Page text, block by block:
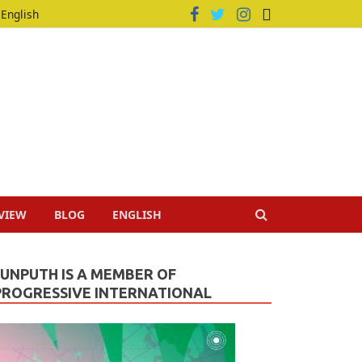
English
BLOG ENGLISH
IS A MEMBER OF
INTERNATIONAL